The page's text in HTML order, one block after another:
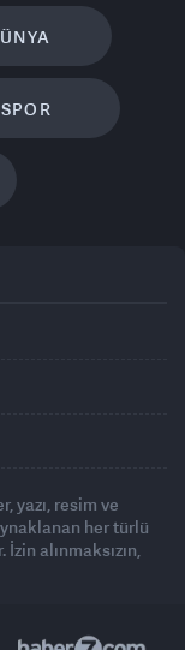
SPOR
yazı, resim ve
her türlü
alınmaksızın,